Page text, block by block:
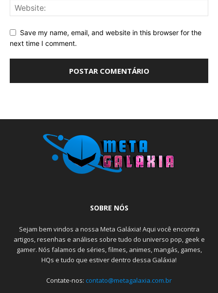
Save my name, email, and website in this browser for the
next time I comment.
SOBRE NÓS
Sejam bem vindos a nossa Meta Galáxia! Aqui você encontra
artigos, resenhas e análises sobre tudo do universo pop, geek e
gamer. Nós falamos de séries, filmes, animes, mangás, games,
HQs e tudo que estiver dentro dessa Galáxia!
Contate-nos: contato@metagalaxia.com.br